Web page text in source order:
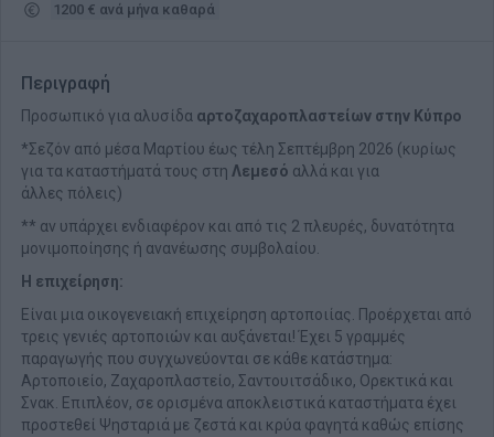
1200 € ανά μήνα καθαρά
Περιγραφή
Προσωπικό για αλυσίδα αρτοζαχαροπλαστείων στην Κύπρο
*Σεζόν από μέσα Μαρτίου έως τέλη Σεπτέμβρη 2026 (κυρίως
για τα καταστήματά τους στη Λεμεσό αλλά και για
άλλες πόλεις)
** αν υπάρχει ενδιαφέρον και από τις 2 πλευρές, δυνατότητα
μονιμοποίησης ή ανανέωσης συμβολαίου.
Η επιχείρηση:
Eίναι μια οικογενειακή επιχείρηση αρτοποιίας. Προέρχεται από
τρεις γενιές αρτοποιών και αυξάνεται! Έχει 5 γραμμές
παραγωγής που συγχωνεύονται σε κάθε κατάστημα:
Αρτοποιείο, Ζαχαροπλαστείο, Σαντουιτσάδικο, Ορεκτικά και
Σνακ. Επιπλέον, σε ορισμένα αποκλειστικά καταστήματα έχει
προστεθεί Ψησταριά με ζεστά και κρύα φαγητά καθώς επίσης